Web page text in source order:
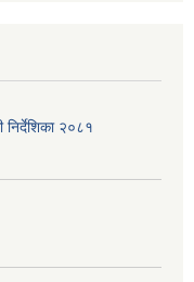
निर्देशिका २०८१